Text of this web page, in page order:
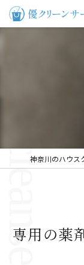
専用の薬